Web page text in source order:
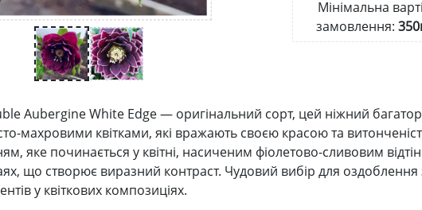
Мінімальна
замовлення:
Aubergine White Edge — оригінальний сорт, цей ніжний
махровими квітками, які вражають своєю красою та
яке починається у квітні, насиченим фіолетово-сливовим
що створює виразний контраст. Чудовий вибір для оздоблення
у квіткових композиціях.